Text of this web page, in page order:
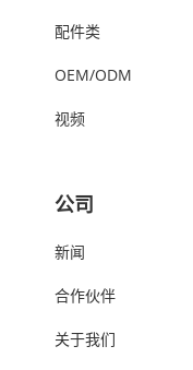
配件类
OEM/ODM
视频
公司
新闻
合作伙伴
关于我们